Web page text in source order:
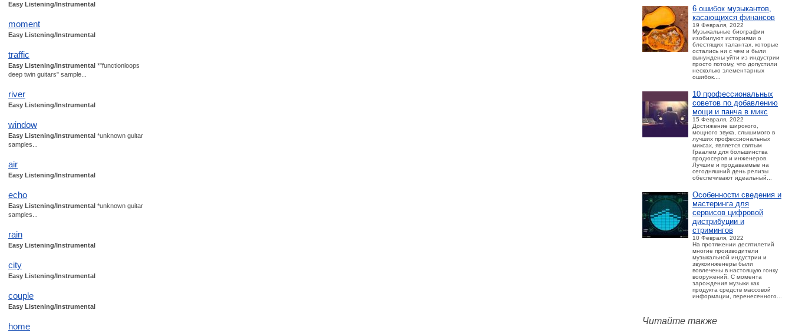
6 ошибок музыкантов,
касающихся финансов
19 Февраля, 2022
Музыкальные биографии
изобилуют историями о
блестящих талантах, которые
остались ни с чем и были
вынуждены уйти из индустрии
просто потому, что допустили
несколько элементарных
ошибок....
10 профессиональных
советов по добавлению
мощи и панча в микс
15 Февраля, 2022
Достижение широкого,
мощного звука, слышимого в
лучших профессиональных
миксах, является святым
Граалем для большинства
продюсеров и инженеров.
Лучшие и продаваемые на
сегодняшний день релизы
обеспечивают идеальный...
Особенности сведения и
мастеринга для
сервисов цифровой
дистрибуции и
стримингов
10 Февраля, 2022
На протяжении десятилетий
многие производители
музыкальной индустрии и
звукоинженеры были
вовлечены в настоящую гонку
вооружений. С момента
зарождения музыки как
продукта средств массовой
информации, перенесенного...
Читайте также
Easy Listening/Instrumental
moment
Easy Listening/Instrumental
traffic
Easy Listening/Instrumental *"functionloops
deep twin guitars" sample...
river
Easy Listening/Instrumental
window
Easy Listening/Instrumental *unknown guitar
samples...
air
Easy Listening/Instrumental
echo
Easy Listening/Instrumental *unknown guitar
samples...
rain
Easy Listening/Instrumental
city
Easy Listening/Instrumental
couple
Easy Listening/Instrumental
home